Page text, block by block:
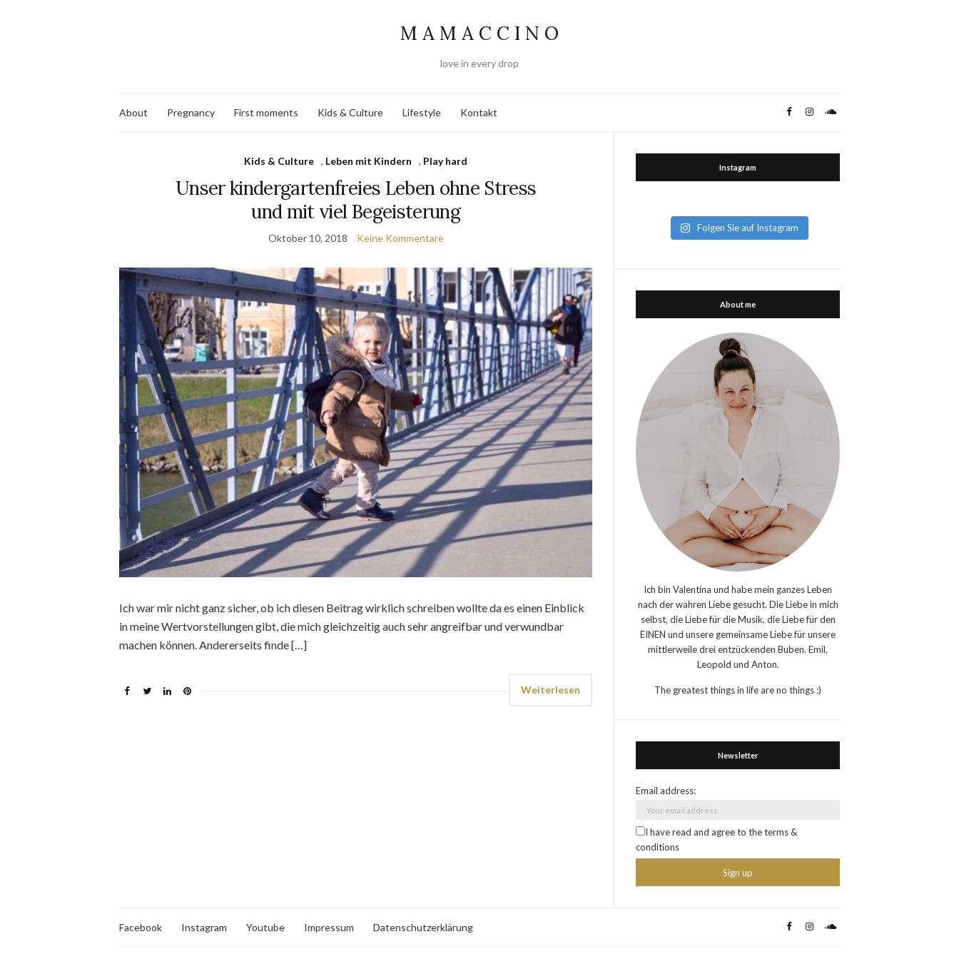
M A M A C C I N O
love in every drop
About Pregnancy First moments Kids & Culture Lifestyle Kontakt
Kids & Culture , Leben mit Kindern , Play hard
Unser kindergartenfreies Leben ohne Stress
und mit viel Begeisterung
Oktober 10, 2018 Keine Kommentare
Ich war mir nicht ganz sicher, ob ich diesen Beitrag wirklich schreiben wollte da es einen Einblick
in meine Wertvorstellungen gibt, die mich gleichzeitig auch sehr angreifbar und verwundbar
machen können. Andererseits finde […]
Weiterlesen
Instagram
Folgen Sie auf Instagram
About me
Ich bin Valentina und habe mein ganzes Leben
nach der wahren Liebe gesucht. Die Liebe in mich
selbst, die Liebe für die Musik, die Liebe für den
EINEN und unsere gemeinsame Liebe für unsere
mittlerweile drei entzückenden Buben. Emil,
Leopold und Anton.
The greatest things in life are no things :)
Newsletter
Email address:
I have read and agree to the terms &
conditions
Facebook Instagram Youtube Impressum Datenschutzerklärung